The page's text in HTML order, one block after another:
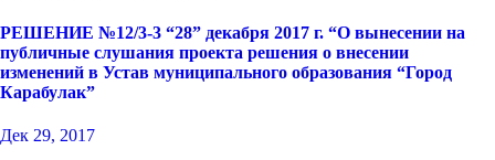
РЕШЕНИЕ №12/3-3 “28” декабря 2017 г. “О вынесении на
публичные слушания проекта решения о внесении
изменений в Устав муниципального образования “Город
Карабулак”
Дек 29, 2017